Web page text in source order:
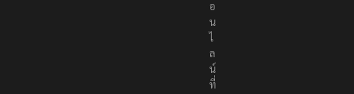
อ
อ
อ
น
ไ
ล